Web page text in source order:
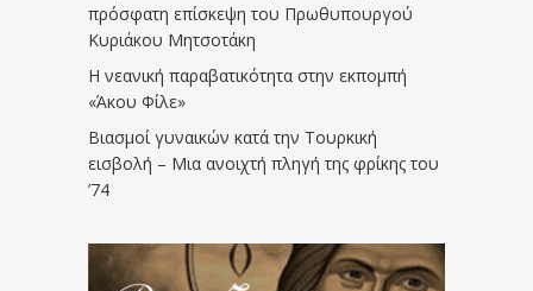
πρόσφατη επίσκεψη του Πρωθυπουργού
Κυριάκου Μητσοτάκη
Η νεανική παραβατικότητα στην εκπομπή
«Άκου Φίλε»
Βιασμοί γυναικών κατά την Τουρκική
εισβολή – Μια ανοιχτή πληγή της φρίκης του
’74